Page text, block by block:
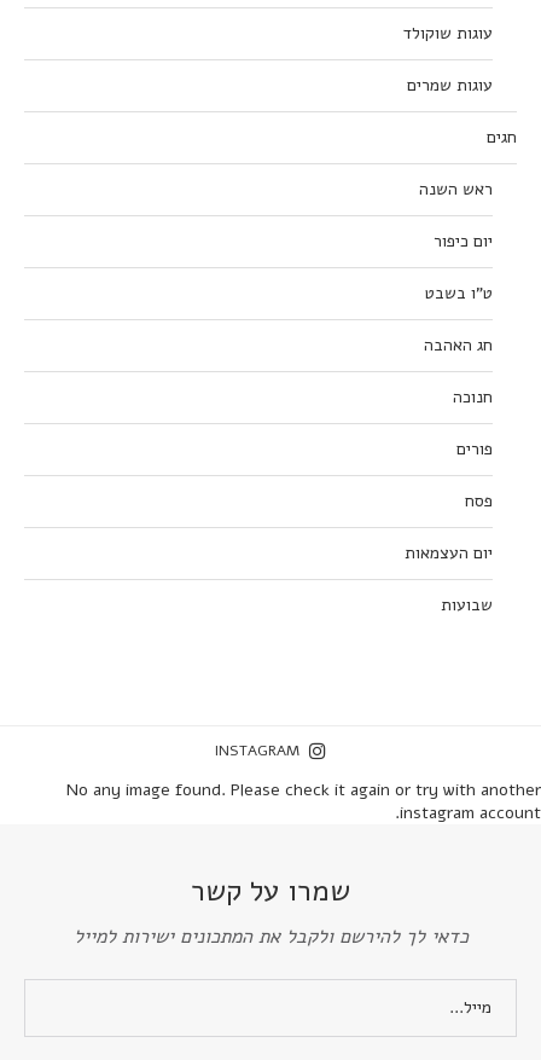
עוגות שוקולד
עוגות שמרים
חגים
ראש השנה
יום כיפור
ט”ו בשבט
חג האהבה
חנוכה
פורים
פסח
יום העצמאות
שבועות
INSTAGRAM
No any image found. Please check it again or try with another
instagram account.
שמרו על קשר
כדאי לך להירשם ולקבל את המתכונים ישירות למייל